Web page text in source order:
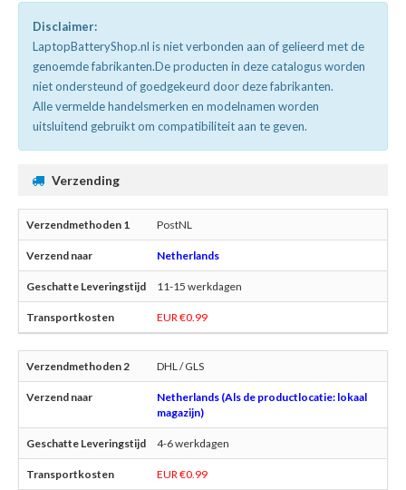
Disclaimer:
LaptopBatteryShop.nl is niet verbonden aan of gelieerd met de
genoemde fabrikanten.De producten in deze catalogus worden
niet ondersteund of goedgekeurd door deze fabrikanten.
Alle vermelde handelsmerken en modelnamen worden
uitsluitend gebruikt om compatibiliteit aan te geven.
Verzending
PostNL
Netherlands
11-15 werkdagen
EUR €0.99
DHL / GLS
Netherlands (Als de productlocatie: lokaal
magazijn)
4-6 werkdagen
EUR €0.99